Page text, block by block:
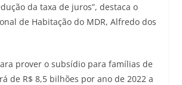
da taxa de juros”, destaca o
de Habitação do MDR, Alfredo dos
prover o subsídio para famílias de
de R$ 8,5 bilhões por ano de 2022 a